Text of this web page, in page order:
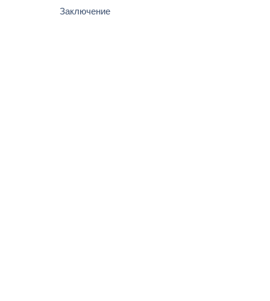
Заключение